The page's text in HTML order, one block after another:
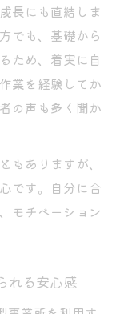
りの工夫
の支援内容
ばれる理由
のアプロー
る工夫とは
業所の特徴
目指す支援
成感と安心
長にも直結しま
でも、基礎から
ため、着実に自
業を経験してか
の声も多く聞か
もありますが、
です。自分に合
モチベーション
れる安心感